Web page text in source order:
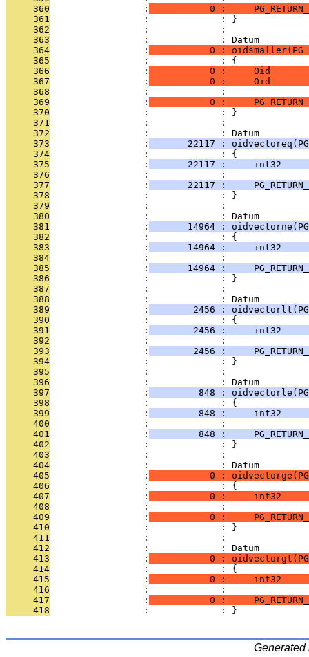
     360
                 :
0 :
     361
                 :             : }
     362
                 :             :
     363
                 :             : Datum
     364
                 :
0 :
     365
                 :             : {
     366
                 :
0 :     Oid
     367
                 :
0 :     Oid
     368
                 :             :
     369
                 :
0 :
     370
                 :             : }
     371
                 :             :
     372
                 :             : Datum
     373
                 :
22117 :
     374
                 :             : {
     375
                 :
22117 :     int32
     376
                 :             :
     377
                 :
22117 :
     378
                 :             : }
     379
                 :             :
     380
                 :             : Datum
     381
                 :
14964 :
     382
                 :             : {
     383
                 :
14964 :     int32
     384
                 :             :
     385
                 :
14964 :
     386
                 :             : }
     387
                 :             :
     388
                 :             : Datum
     389
                 :
2456 :
     390
                 :             : {
     391
                 :
2456 :     int32
     392
                 :             :
     393
                 :
2456 :
     394
                 :             : }
     395
                 :             :
     396
                 :             : Datum
     397
                 :
848 :
     398
                 :             : {
     399
                 :
848 :     int32
     400
                 :             :
     401
                 :
848 :
     402
                 :             : }
     403
                 :             :
     404
                 :             : Datum
     405
                 :
0 :
     406
                 :             : {
     407
                 :
0 :     int32
     408
                 :             :
     409
                 :
0 :
     410
                 :             : }
     411
                 :             :
     412
                 :             : Datum
     413
                 :
0 :
     414
                 :             : {
     415
                 :
0 :     int32
     416
                 :             :
     417
                 :
0 :
     418
                 :             : }